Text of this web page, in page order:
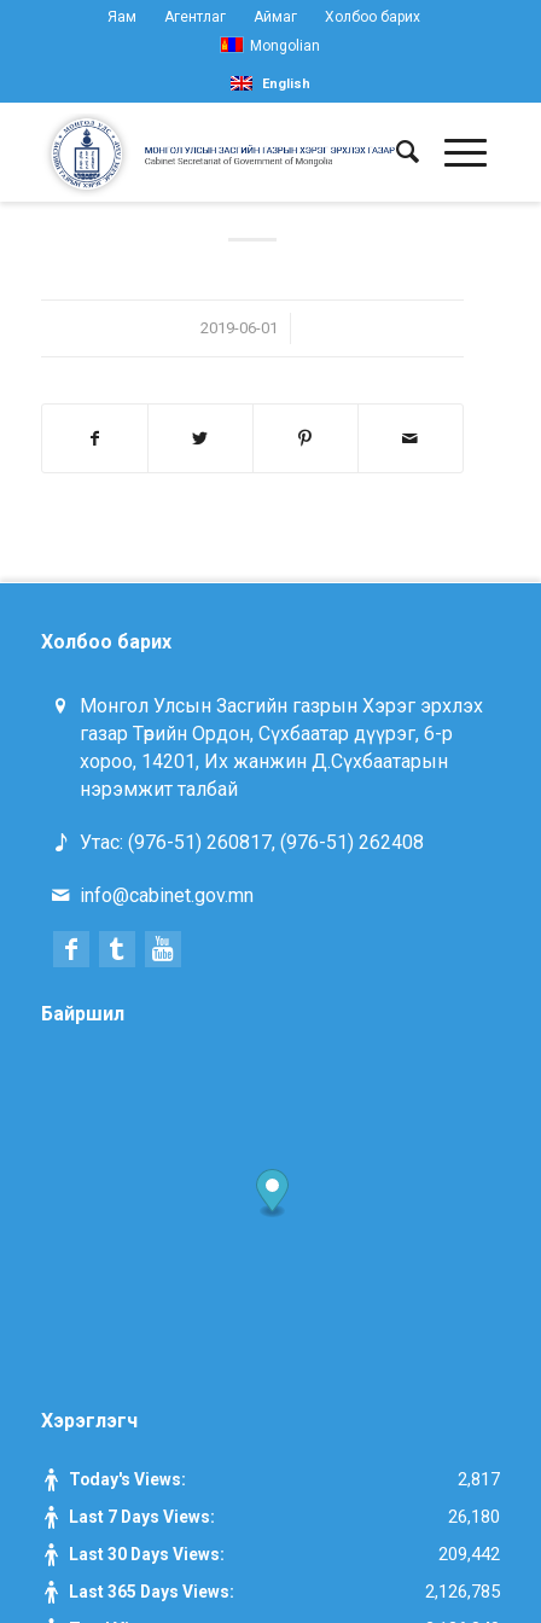
Яам Агентлаг Аймаг
Холбоо барих
Mongolian
English
2019-06-01
/
Холбоо барих
Монгол Улсын Засгийн газрын Хэрэг эрхлэх
газар Төрийн Ордон, Сүхбаатар дүүрэг, 6-р
хороо, 14201, Их жанжин Д.Сүхбаатарын
нэрэмжит талбай
Утас: (976-51) 260817, (976-51) 262408
info@cabinet.gov.mn
Байршил
Хэрэглэгч
Today's Views: 2,817
Last 7 Days Views: 26,180
Last 30 Days Views: 209,442
Last 365 Days Views: 2,126,785